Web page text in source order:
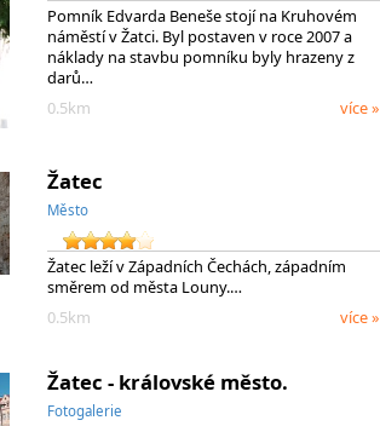
Pomník Edvarda Beneše stojí na Kruhovém
náměstí v Žatci. Byl postaven v roce 2007 a
náklady na stavbu pomníku byly hrazeny z
darů…
0.5km
více »
Žatec
Město
Žatec leží v Západních Čechách, západním
směrem od města Louny.…
0.5km
více »
Žatec - královské město.
Fotogalerie